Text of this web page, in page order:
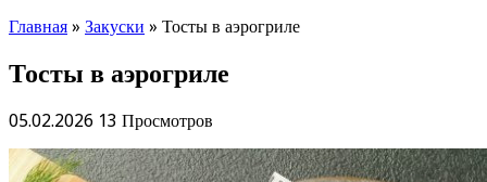
Главная » Закуски » Тосты в аэрогриле
Тосты в аэрогриле
05.02.2026 13 Просмотров